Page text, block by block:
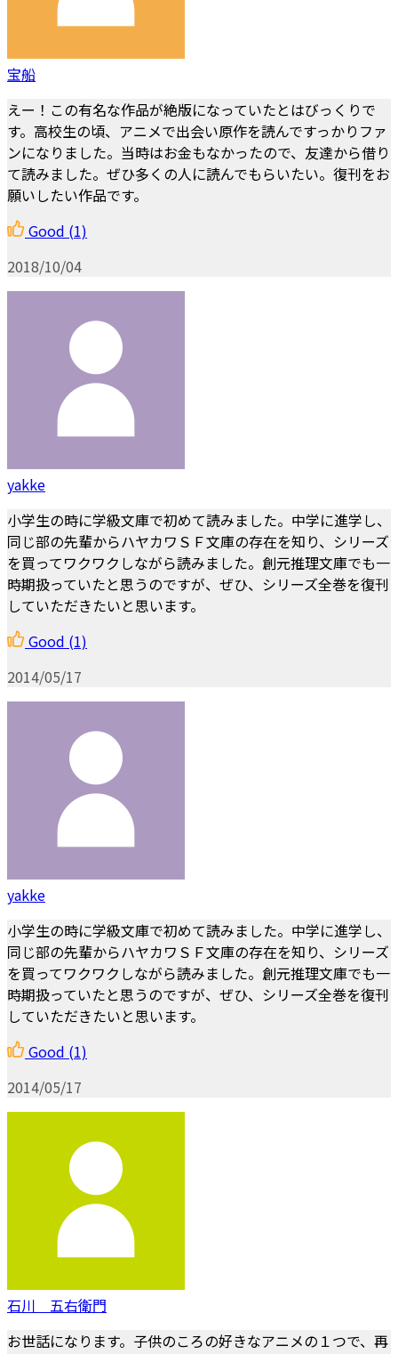
宝船
えー！この有名な作品が絶版になっていたとはびっくりで
す。高校生の頃、アニメで出会い原作を読んですっかりファ
ンになりました。当時はお金もなかったので、友達から借り
て読みました。ぜひ多くの人に読んでもらいたい。復刊をお
願いしたい作品です。
Good (1)
2018/10/04
yakke
小学生の時に学級文庫で初めて読みました。中学に進学し、
同じ部の先輩からハヤカワＳＦ文庫の存在を知り、シリーズ
を買ってワクワクしながら読みました。創元推理文庫でも一
時期扱っていたと思うのですが、ぜひ、シリーズ全巻を復刊
していただきたいと思います。
Good (1)
2014/05/17
yakke
小学生の時に学級文庫で初めて読みました。中学に進学し、
同じ部の先輩からハヤカワＳＦ文庫の存在を知り、シリーズ
を買ってワクワクしながら読みました。創元推理文庫でも一
時期扱っていたと思うのですが、ぜひ、シリーズ全巻を復刊
していただきたいと思います。
Good (1)
2014/05/17
石川 五右衛門
お世話になります。子供のころの好きなアニメの１つで、再